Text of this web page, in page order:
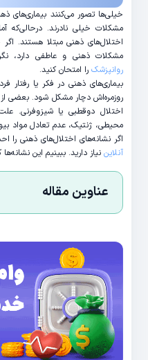
خیلی‌ها تصور می‌کنند بیماری‌های
مشکلات خیلی نادرند. درحالی‌که
اختلال‌های ذهنی مبتلا هستند.
مشکلات ذهنی و عاطفی دارد،
روانپزشک را امتحان کنید.
بیماری‌های ذهنی در فکر یا رفتار
روزمره‌اش دچار مشکل شود. بعضی از
اختلال دوقطبی یا شیزوفرنی.
محیطی، ژنتیک، عدم تعادل مواد
اگر نشانه‌های اختلال‌های ذهنی را
آنلاین نیاز دارید. ببینیم این نشانه‌ها
عناوین مقاله